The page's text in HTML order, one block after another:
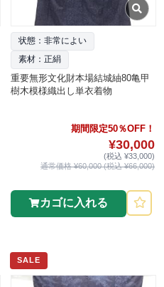
状態：非常によい
素材：正絹
重要無形文化財本場結城紬80亀甲
樹木模様織出し単衣着物
期間限定50％OFF！
¥30,000
(税込 ¥33,000)
通常価格 ¥60,000 (税込 ¥66,000)
カゴに入れる
SALE